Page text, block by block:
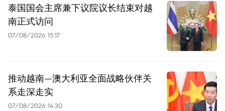
泰国国会主席兼下议院议长结束对越
南正式访问
07/08/2026 15:17
推动越南—澳大利亚全面战略伙伴关
系走深走实
07/08/2026 14:30